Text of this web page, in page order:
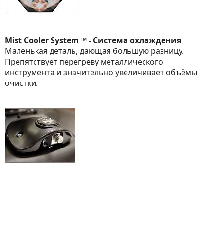
Mist Cooler System ™ - Система охлаждения
Маленькая деталь, дающая большую разницу.
Препятствует перегреву металлического
инструмента и значительно увеличивает объёмы
очистки.